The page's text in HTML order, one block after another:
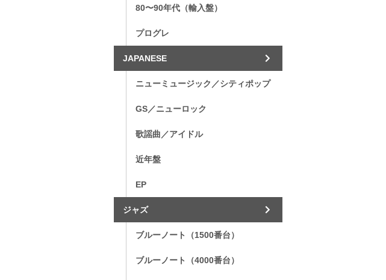
80〜90年代（輸入盤）
プログレ
JAPANESE
ニューミュージック／シティポップ
GS／ニューロック
歌謡曲／アイドル
近年盤
EP
ジャズ
ブルーノート（1500番台）
ブルーノート（4000番台）